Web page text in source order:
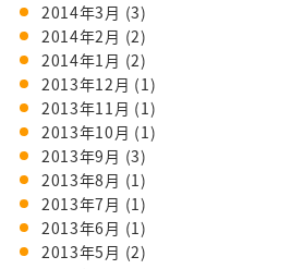
2014年3月 (3)
2014年2月 (2)
2014年1月 (2)
2013年12月 (1)
2013年11月 (1)
2013年10月 (1)
2013年9月 (3)
2013年8月 (1)
2013年7月 (1)
2013年6月 (1)
2013年5月 (2)